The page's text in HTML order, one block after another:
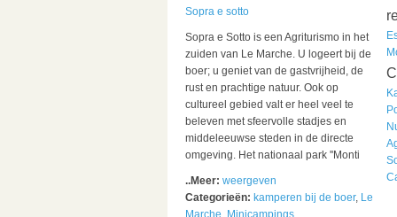
Sopra e sotto
Sopra e Sotto is een Agriturismo in het
zuiden van Le Marche. U logeert bij de
boer; u geniet van de gastvrijheid, de
rust en prachtige natuur. Ook op
cultureel gebied valt er heel veel te
beleven met sfeervolle stadjes en
middeleeuwse steden in de directe
omgeving. Het nationaal park ''Monti
..Meer: weergeven
Categorieën: kamperen bij de boer, Le
Marche, Minicampings,